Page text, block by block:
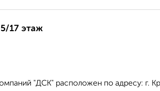
17 этаж
"ДСК" расположен по адресу: г.